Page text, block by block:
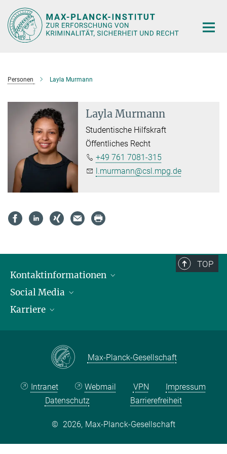
Hauptinhalt
Personen Layla Murmann
Layla Murmann
Studentische Hilfskraft
Öffentliches Recht
+49 761 7081-315
l.murmann@csl.mpg.de
TOP
Kontaktinformationen
Öffnungszeiten & Anfahrt
Ansprechpersonen
Social Media
LinkedIn
Karriere
Max Planck Law
Max-Planck-Gesellschaft
Intranet Webmail VPN
Impressum
Datenschutz
Barrierefreiheit
© 2026, Max-Planck-Gesellschaft